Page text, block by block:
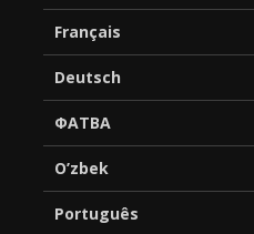
Français
Deutsch
ФАТВА
O’zbek
Português